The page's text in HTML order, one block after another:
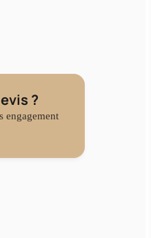
?
engagement